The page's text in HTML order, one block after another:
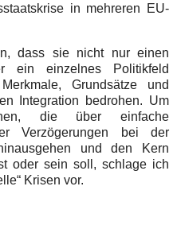
in mehreren EU-
dass sie nicht nur einen
ein einzelnes Politikfeld
Grundsätze und
Integration bedrohen. Um
die über einfache
Verzögerungen bei der
und den Kern
oder sein soll, schlage ich
Krisen vor.